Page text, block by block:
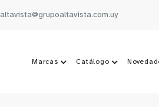
altavista@grupoaltavista.com.uy
Marcas Catálogo